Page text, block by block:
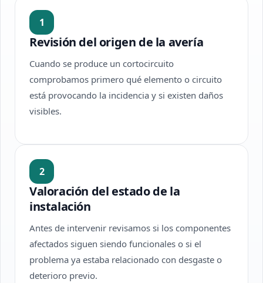
1
Revisión del origen de la avería
Cuando se produce un cortocircuito
comprobamos primero qué elemento o circuito
está provocando la incidencia y si existen daños
visibles.
2
Valoración del estado de la
instalación
Antes de intervenir revisamos si los componentes
afectados siguen siendo funcionales o si el
problema ya estaba relacionado con desgaste o
deterioro previo.